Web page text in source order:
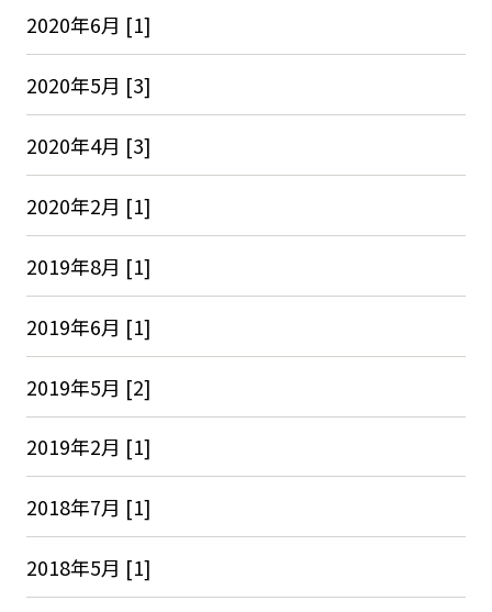
2020年6月 [1]
2020年5月 [3]
2020年4月 [3]
2020年2月 [1]
2019年8月 [1]
2019年6月 [1]
2019年5月 [2]
2019年2月 [1]
2018年7月 [1]
2018年5月 [1]